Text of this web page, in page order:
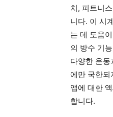
치, 피트니
니다. 이 시
는 데 도움
의 방수 기
다양한 운
에만 국한
앱에 대한
합니다.